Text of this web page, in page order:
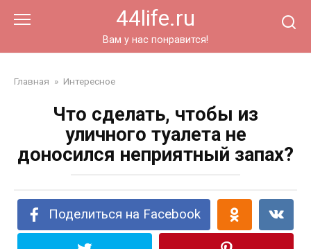
44life.ru
Вам у нас понравится!
Главная » Интересное
Что сделать, чтобы из
уличного туалета не
доносился неприятный запах?
Поделиться на Facebook